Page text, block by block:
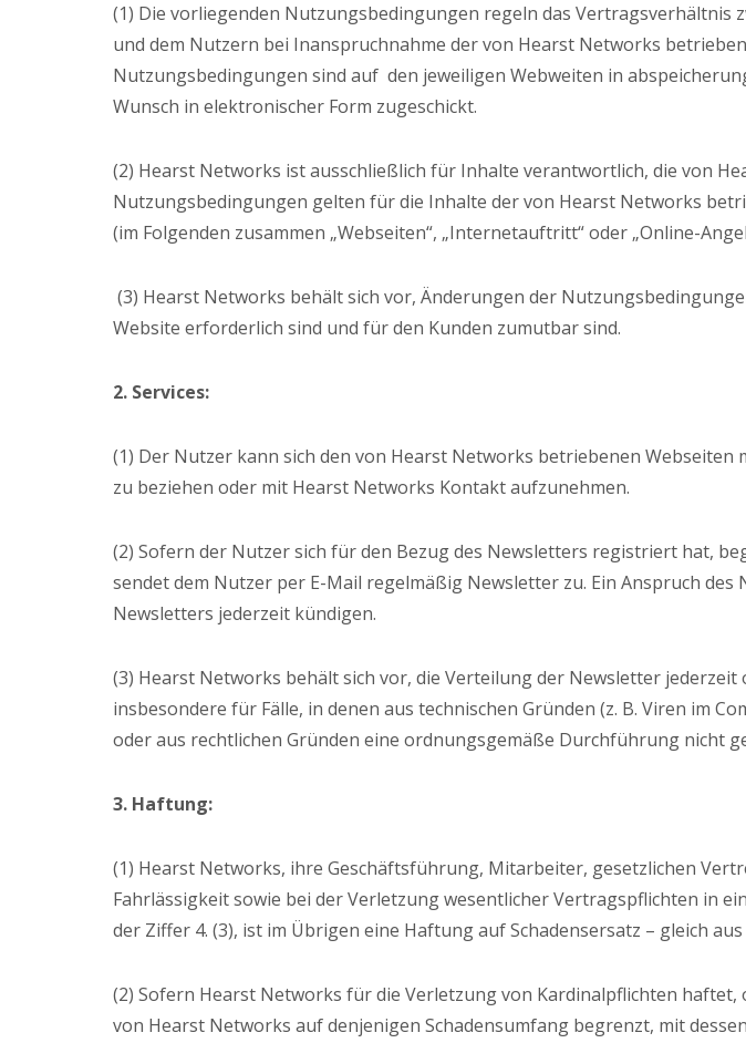
(1) Die vorliegenden Nutzungsbedingungen regeln das Vertragsverhältnis
und dem Nutzern bei Inanspruchnahme der von Hearst Networks
Nutzungsbedingungen sind auf den jeweiligen Webweiten in
Wunsch in elektronischer Form zugeschickt.
(2) Hearst Networks ist ausschließlich für Inhalte verantwortlich, die von
Nutzungsbedingungen gelten für die Inhalte der von Hearst Networks
(im Folgenden zusammen „Webseiten“, „Internetauftritt“ oder „Online-
(3) Hearst Networks behält sich vor, Änderungen der
Website erforderlich sind und für den Kunden zumutbar sind.
2. Services:
(1) Der Nutzer kann sich den von Hearst Networks betriebenen
zu beziehen oder mit Hearst Networks Kontakt aufzunehmen.
(2) Sofern der Nutzer sich für den Bezug des Newsletters registriert hat,
sendet dem Nutzer per E-Mail regelmäßig Newsletter zu. Ein Anspruch
Newsletters jederzeit kündigen.
(3) Hearst Networks behält sich vor, die Verteilung der Newsletter
insbesondere für Fälle, in denen aus technischen Gründen (z. B. Viren im
oder aus rechtlichen Gründen eine ordnungsgemäße Durchführung nicht
3. Haftung:
(1) Hearst Networks, ihre Geschäftsführung, Mitarbeiter, gesetzlichen
Fahrlässigkeit sowie bei der Verletzung wesentlicher Vertragspflichten in
der Ziffer 4. (3), ist im Übrigen eine Haftung auf Schadensersatz – gleich
(2) Sofern Hearst Networks für die Verletzung von Kardinalpflichten
von Hearst Networks auf denjenigen Schadensumfang begrenzt, mit